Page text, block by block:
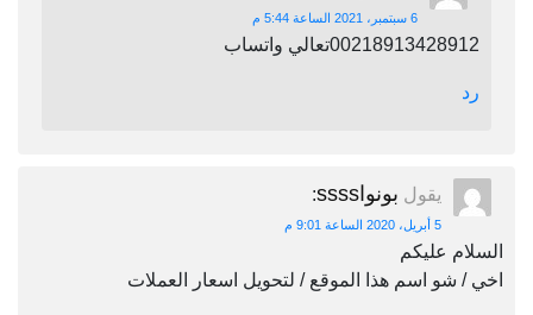
6 سبتمبر، 2021 الساعة 5:44 م
00218913428912تعالي واتساب
رد
يقول بونواssss :
5 أبريل، 2020 الساعة 9:01 م
السلام عليكم
اخي / شو اسم هذا الموقع / لتحويل اسعار العملات